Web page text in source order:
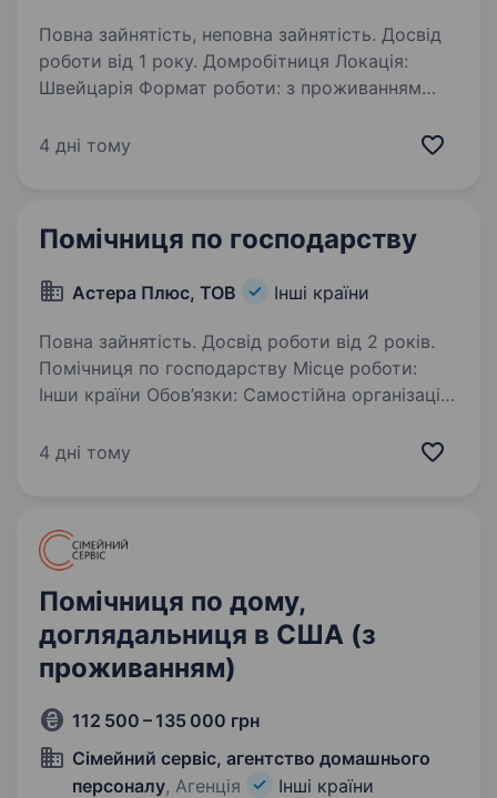
Повна зайнятість, неповна зайнятість. Досвід
роботи від 1 року. Домробітниця Локація:
Швейцарія Формат роботи: з проживанням
2500 € / місяць Обовʼязки: Прання одягу
4 дні тому
Помічниця по господарству
Астера Плюс, ТОВ Інші країни
Повна зайнятість. Досвід роботи від 2 років.
Помічниця по господарству Місце роботи:
Інши країни Обов’язки: Самостійна організація
в чистоті та забезпечення належних умов
4 дні тому
Помічниця по дому,
доглядальниця в США (з
проживанням)
112 500 – 135 000 грн
Сімейний сервіс, агентство домашнього
персоналу, Агенція Інші країни